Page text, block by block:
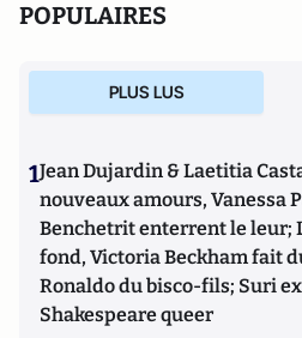
POPULAIRES
PLUS LUS
1Jean Dujardin & Laetitia
nouveaux amours, Vanessa
Benchetrit enterrent le leur;
fond, Victoria Beckham fait
Ronaldo du bisco-fils; Suri
Shakespeare queer